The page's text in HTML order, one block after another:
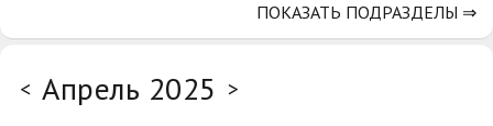
< Апрель 2025 >
ПОКАЗАТЬ ПОДРАЗДЕЛЫ ⇒